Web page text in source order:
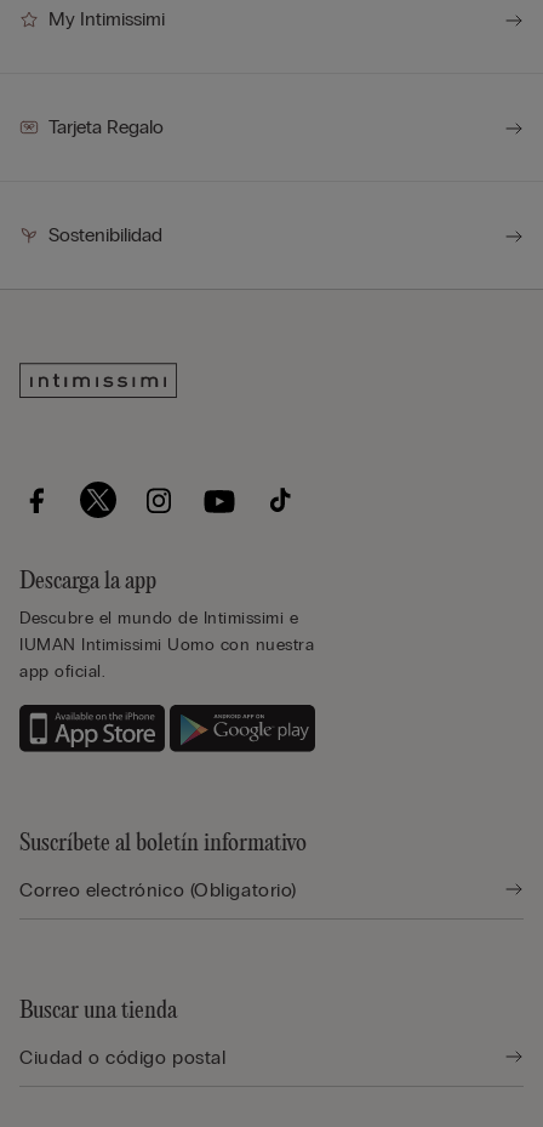
My Intimissimi
Tarjeta Regalo
Sostenibilidad
Descarga la app
Descubre el mundo de Intimissimi e
IUMAN Intimissimi Uomo con nuestra
app oficial.
Suscríbete al boletín informativo
Buscar una tienda